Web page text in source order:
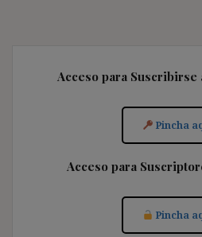
Acceso para Suscribirse
Pincha
Acceso para
Pincha